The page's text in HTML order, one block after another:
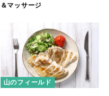
＆マッサージ
山のフィールド